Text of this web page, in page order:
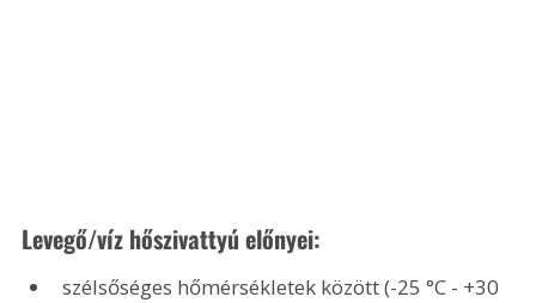
Levegő/víz hőszivattyú előnyei:
szélsőséges hőmérsékletek között (-25 °C - +30